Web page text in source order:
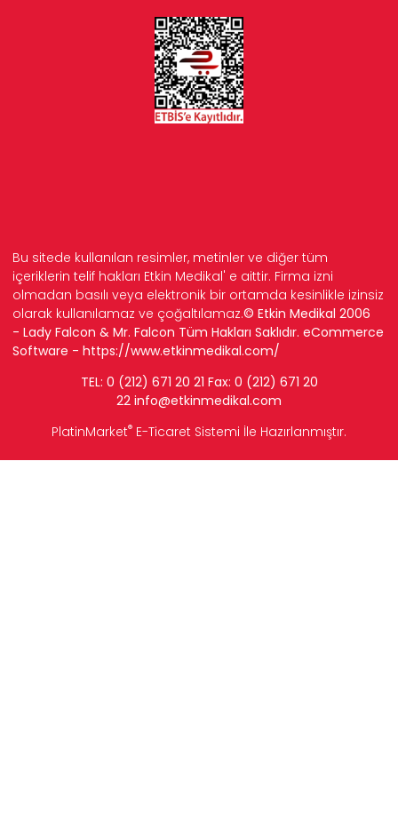
Bu sitede kullanılan resimler, metinler ve diğer tüm
içeriklerin telif hakları Etkin Medikal' e aittir. Firma izni
olmadan basılı veya elektronik bir ortamda kesinlikle izinsiz
olarak kullanılamaz ve çoğaltılamaz.© Etkin Medikal 2006
- Lady Falcon & Mr. Falcon Tüm Hakları Saklıdır. eCommerce
Software - https://www.etkinmedikal.com/
TEL: 0 (212) 671 20 21 Fax: 0 (212) 671 20
22 info@etkinmedikal.com
PlatinMarket® E-Ticaret Sistemi İle Hazırlanmıştır.